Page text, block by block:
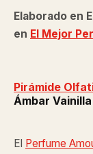
Elaborado en
en El Mejor
Pirámide
Ámbar Vainilla
El Perfume